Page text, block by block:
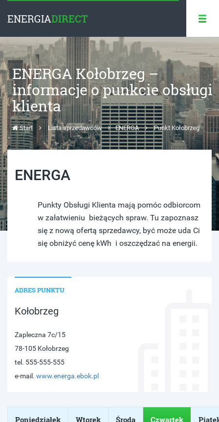
ENERGIADIRECT
ENERGA Kołobrzeg –
informacje o punkcie obsługi
klienta
Start Lista sprzedawców ENERGA Punkt Kołobrzeg
ENERGA
Punkty Obsługi Klienta mają pomóc odbiorcom
w załatwieniu bieżących spraw. Tu zapoznasz
się z nową ofertą sprzedawcy, być może uda Ci
się obniżyć cenę kWh i oszczędzać na energii.
ADRES PUNKTU
Kołobrzeg
Zapleczna 7c/15
78-105 Kołobrzeg
tel. 555-555-555
e-mail. www.energa.ebok.pl
Poniedziałek Wtorek Środa Czwartek